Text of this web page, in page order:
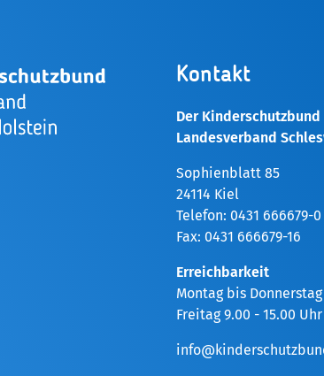
Kontakt
Der Kinderschutzbund
Landesverband
Sophienblatt 85
24114 Kiel
Telefon: 0431 666679-0
Fax: 0431 666679-16
Erreichbarkeit
Montag bis
Freitag 9.00 - 15.00 Uhr